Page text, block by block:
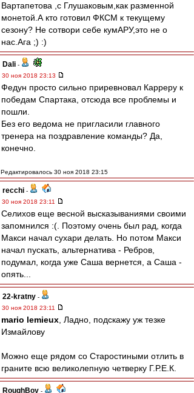
Вартапетова ,с Глушаковым,как разменной
монетой.А кто готовил ФКСМ к текущему
сезону? Не сотвори себе кумАРУ,это не о
нас.Ага ;) :)
Dali -
30 ноя 2018 23:13
Федун просто сильно приревновал Карреру к
победам Спартака, отсюда все проблемы и
пошли.
Без его ведома не пригласили главного
тренера на поздравление команды? Да,
конечно.
Редактировалось 30 ноя 2018 23:15
recchi -
30 ноя 2018 23:11
Селихов еще весной высказываниями своими
запомнился :(. Поэтому очень был рад, когда
Макси начал сухари делать. Но потом Макси
начал пускать, альтернатива - Ребров,
подумал, когда уже Саша вернется, а Саша -
опять...
22-kratny -
30 ноя 2018 23:11
mario lemieux , Ладно, подскажу уж тезке
Измайлову
Можно еще рядом со Старостиными отлить в
граните всю великолепную четверку Г.Р.Е.К.
RoughBoy -